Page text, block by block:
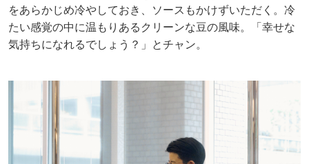
をあらかじめ冷やしておき、ソースもかけずいただく。冷
たい感覚の中に温もりあるクリーンな豆の風味。「幸せな
気持ちになれるでしょう？」とチャン。